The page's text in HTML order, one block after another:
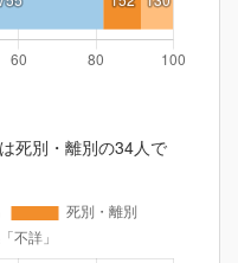
死別・離別の34人で